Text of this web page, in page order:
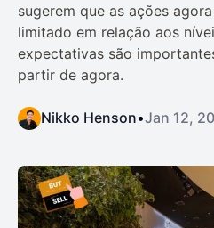
sugerem que as ações
limitado em relação aos
expectativas são
partir de agora.
Nikko Henson•Jan 12,